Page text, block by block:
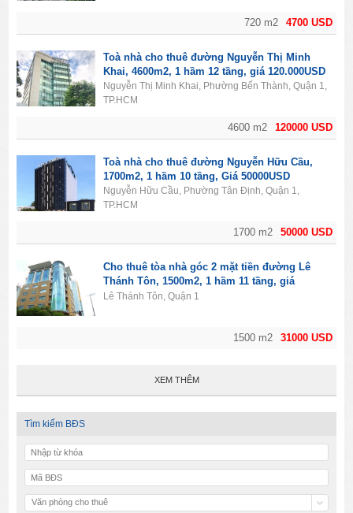
4700 USD
720 m2
120000 USD
4600 m2
Toà nhà cho thuê đường Nguyễn Thị Minh
Khai, 4600m2, 1 hầm 12 tầng, giá 120.000USD
Nguyễn Thị Minh Khai, Phường Bến Thành, Quận 1,
TP.HCM
50000 USD
1700 m2
Toà nhà cho thuê đường Nguyễn Hữu Cầu,
1700m2, 1 hầm 10 tầng, Giá 50000USD
Nguyễn Hữu Cầu, Phường Tân Định, Quận 1,
TP.HCM
31000 USD
1500 m2
Cho thuê tòa nhà góc 2 mặt tiền đường Lê
Thánh Tôn, 1500m2, 1 hầm 11 tầng, giá
31000usd
Lê Thánh Tôn, Quận 1
XEM THÊM
Tìm kiếm BĐS
Văn phòng cho thuê